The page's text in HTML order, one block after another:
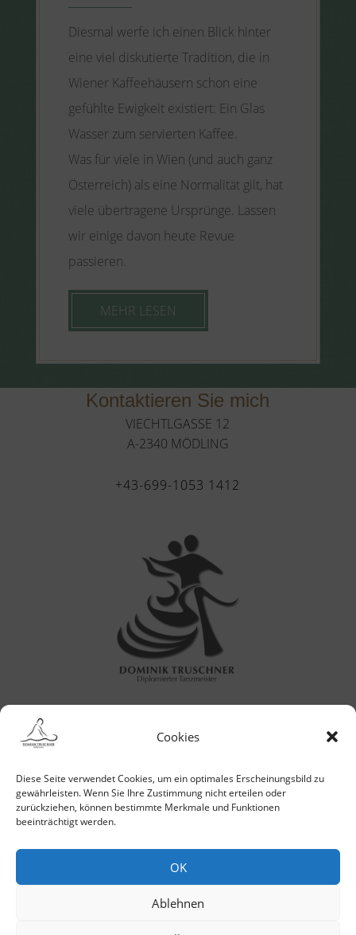
Cookies
Diese Seite verwendet Cookies, um ein optimales Erscheinungsbild zu
gewährleisten. Wenn Sie Ihre Zustimmung nicht erteilen oder
zurückziehen, können bestimmte Merkmale und Funktionen
beeinträchtigt werden.
OK
Ablehnen
Diesmal werfe ich einen Blick hinter
eine viel diskutierte Tradition, die in
Wiener Kaffeehäusern schon eine
gefühlte Ewigkeit existiert: Ein Glas
Wasser zum servierten Kaffee.
Was für viele in Wien (und auch ganz
Österreich) als eine Normalität gilt, hat
viele übertragene Ursprünge. Lassen
wir einige davon heute Revue
passieren.
MEHR LESEN
Kontaktieren Sie mich
VIECHTLGASSE 12
A-2340 MÖDLING
+43-699-1053 1412
E-MAIL
ANRUF